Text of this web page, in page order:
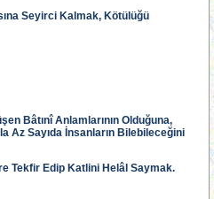
Seyirci Kalmak, Kötülüğü
Bâtınî Anlamlarının Olduğuna,
Az Sayıda İnsanların Bilebileceğini
Tekfir Edip Katlini Helâl Saymak.